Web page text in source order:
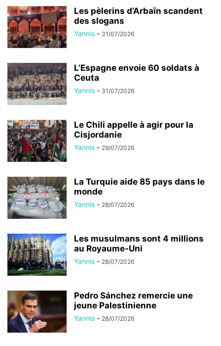
Les pèlerins d’Arbaïn scandent
des slogans
Yannis - 31/07/2026
L’Espagne envoie 60 soldats à
Ceuta
Yannis - 31/07/2026
Le Chili appelle à agir pour la
Cisjordanie
Yannis - 29/07/2026
La Turquie aide 85 pays dans le
monde
Yannis - 28/07/2026
Les musulmans sont 4 millions
au Royaume-Uni
Yannis - 28/07/2026
Pedro Sánchez remercie une
jeune Palestinienne
Yannis - 28/07/2026